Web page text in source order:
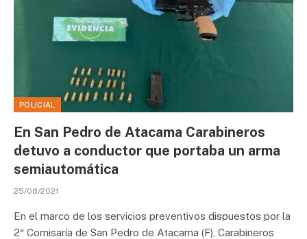
POLICIAL
En San Pedro de Atacama Carabineros
detuvo a conductor que portaba un arma
semiautomática
25/08/2021
En el marco de los servicios preventivos dispuestos por la
2ª Comisaría de San Pedro de Atacama (F), Carabineros